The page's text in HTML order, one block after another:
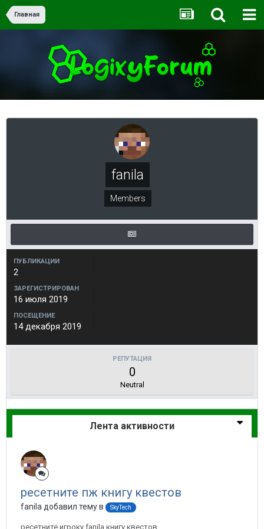
Главная
fanila
Members
ПУБЛИКАЦИИ
2
ЗАРЕГИСТРИРОВАН
16 июля 2019
ПОСЕЩЕНИЕ
14 декабря 2019
РЕПУТАЦИЯ
0
Neutral
Лента активности
ресетните пж книгу квестов
fanila добавил тему в SkyTech
ресетните игроку fanila книгу квестов